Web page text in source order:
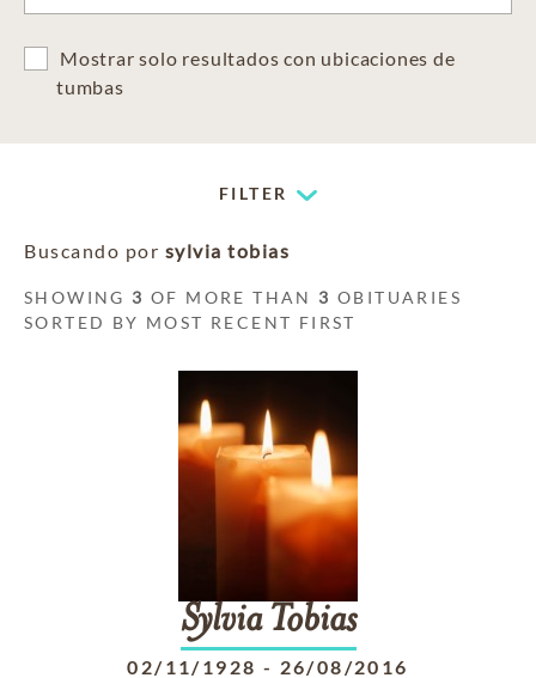
Mostrar solo resultados con ubicaciones de
tumbas
FILTER
Buscando por sylvia tobias
SHOWING 3 OF MORE THAN 3 OBITUARIES
SORTED BY MOST RECENT FIRST
Sylvia Tobias
02/11/1928 - 26/08/2016